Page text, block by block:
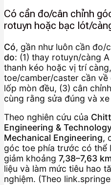
Có cần đo/cân chỉnh
rotuyn hoặc bạc lót/
Có, gần như luôn cần đo/
do: (1) thay rotuyn/càng
thanh kéo hoặc vị trí
toe/camber/caster cần
lốp mòn đều, (3) cân
cùng rằng sửa đúng và
Theo nghiên cứu của
Engineering &
Mechanical Engineering,
góc toe phía trước có thể
giảm khoảng 7,38–7,63
liệu và làm mức tiêu hao
nghiệm. (Theo